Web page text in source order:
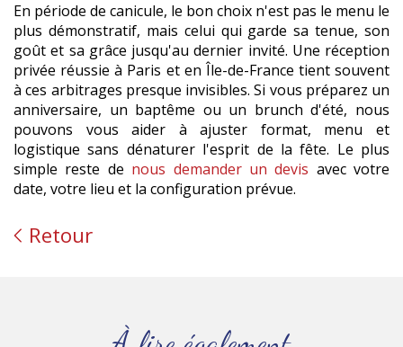
En période de canicule, le bon choix n'est pas le menu le
plus démonstratif, mais celui qui garde sa tenue, son
goût et sa grâce jusqu'au dernier invité. Une réception
privée réussie à Paris et en Île-de-France tient souvent
à ces arbitrages presque invisibles. Si vous préparez un
anniversaire, un baptême ou un brunch d'été, nous
pouvons vous aider à ajuster format, menu et
logistique sans dénaturer l'esprit de la fête. Le plus
simple reste de nous demander un devis avec votre
date, votre lieu et la configuration prévue.
Retour